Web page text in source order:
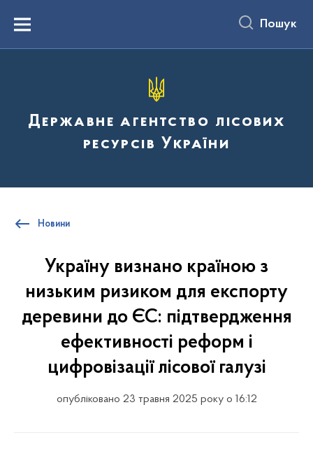
вмістуMenu Пошук
Державне агентство лісових
ресурсів України
Новини
Україну визнано країною з
низьким ризиком для експорту
деревини до ЄС: підтвердження
ефективності реформ і
цифровізації лісової галузі
опубліковано 23 травня 2025 року о 16:12